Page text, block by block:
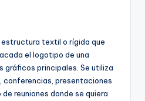
estructura textil o rígida que
el logotipo de una
gráficos principales. Se utiliza
presentaciones
reuniones donde se quiera